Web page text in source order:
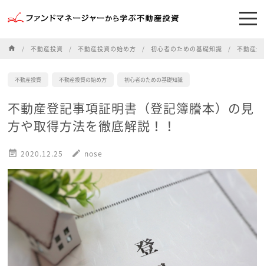
home 不動産投資 不動産投資の始め方 初心者のための基礎知識 不動産
不動産投資 不動産投資の始め方 初心者のための基礎知識
不動産登記事項証明書（登記簿謄本）の見
方や取得方法を徹底解説！！
 2020.12.25 edit nose